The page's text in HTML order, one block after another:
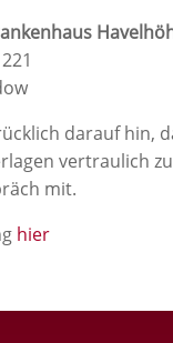
darauf hin,
vertraulich
mit.
hier